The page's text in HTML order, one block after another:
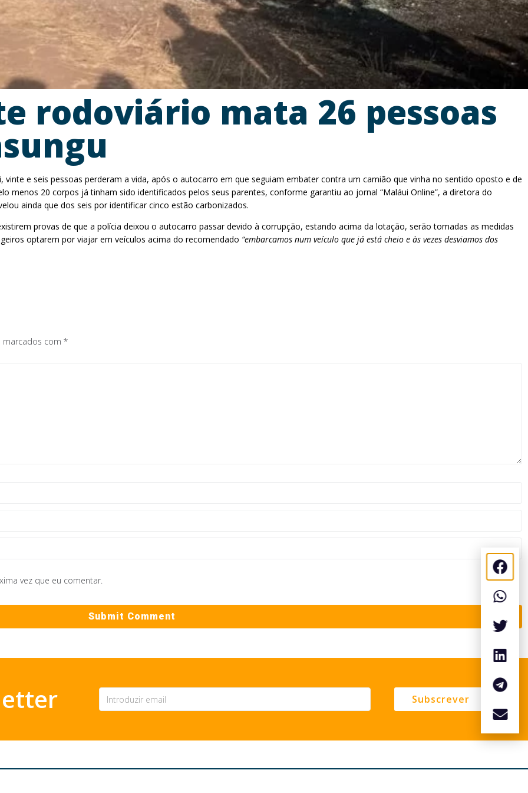
rodoviário mata 26 pessoas
vinte e seis pessoas perderam a vida, após o autocarro em que seguiam embater contra um camião que vinha no sentido oposto e de
menos 20 corpos já tinham sido identificados pelos seus parentes, conforme garantiu ao jornal “Maláui Online”, a diretora do
ainda que dos seis por identificar cinco estão carbonizados.
provas de que a polícia deixou o autocarro passar devido à corrupção, estando acima da lotação, serão tomadas as medidas
optarem por viajar em veículos acima do recomendado “embarcamos num veículo que já está cheio e às vezes desviamos dos
com *
vez que eu comentar.
Subscrever